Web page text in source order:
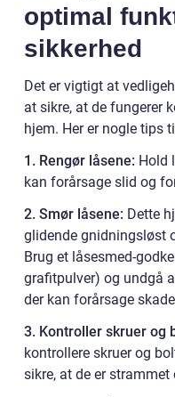
optimal
sikkerhed
Det er vigtigt at
at sikre, at de fungerer
hjem. Her er nogle tips
1. Rengør låsene: Hold
kan forårsage slid og
2. Smør låsene: Dette
glidende gnidningsløst
Brug et låsesmed-
grafitpulver) og undgå
der kan forårsage
3. Kontroller skruer og
kontrollere skruer og
sikre, at de er strammet